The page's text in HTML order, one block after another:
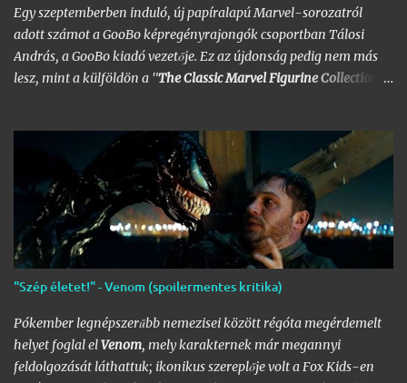
Egy szeptemberben induló, új papíralapú Marvel-sorozatról
adott számot a GooBo képregényrajongók csoportban Tálosi
András, a GooBo kiadó vezetője. Ez az újdonság pedig nem más
lesz, mint a külföldön a "The Classic Marvel Figurine Collection
"
életpályájáról, egy róla mintázott ólomfigurával együtt.
Hazánkban már volt hasonló kaliberű próbálkozás a DC
figurákkal, de az a kísérlet hamar kudarcba fulladt, és kaszálták
a sorozatot. A kiadó ezúttal is az Eaglemoss lesz, a megjelenésre
pedig már nem is kell olyan sokat várnunk, alig néhány hét
múlva már a polcunkon tudhatjuk az első darabot. Az eredeti
sorozat 200 számot élt meg, ami azért nem kevés figurát jelent;
lehet készíteni hozzá az üres polcokat, melyek átrendezése már
így is folyamatosan borsot tör a képregényrajongók orra alá,
hála a Nagy DC- ésMarvel-Képregénygyűjteményegyre
nagyobb helyet igénylő …
"Szép életet!" - Venom (spoilermentes kritika)
Pókember legnépszerűbb nemezisei között régóta megérdemelt
helyet foglal elVenom, mely karakternek már megannyi
feldolgozását láthattuk; ikonikus szereplője volt a Fox Kids-en